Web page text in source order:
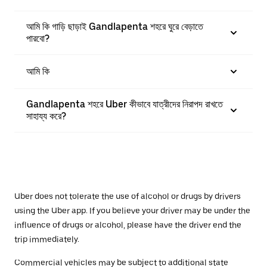
আমি কি গাড়ি ছাড়াই Gandlapenta শহরে ঘুরে বেড়াতে
পারবো?
আমি কি
Gandlapenta শহরে Uber কীভাবে যাত্রীদের নিরাপদ রাখতে
সাহায্য করে?
Uber does not tolerate the use of alcohol or drugs by drivers
using the Uber app. If you believe your driver may be under the
influence of drugs or alcohol, please have the driver end the
trip immediately.
Commercial vehicles may be subject to additional state